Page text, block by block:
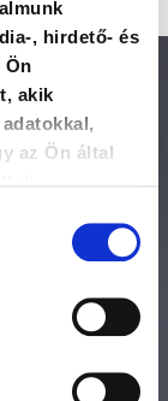
, hirdető- és
Ön
akik
az Ön által